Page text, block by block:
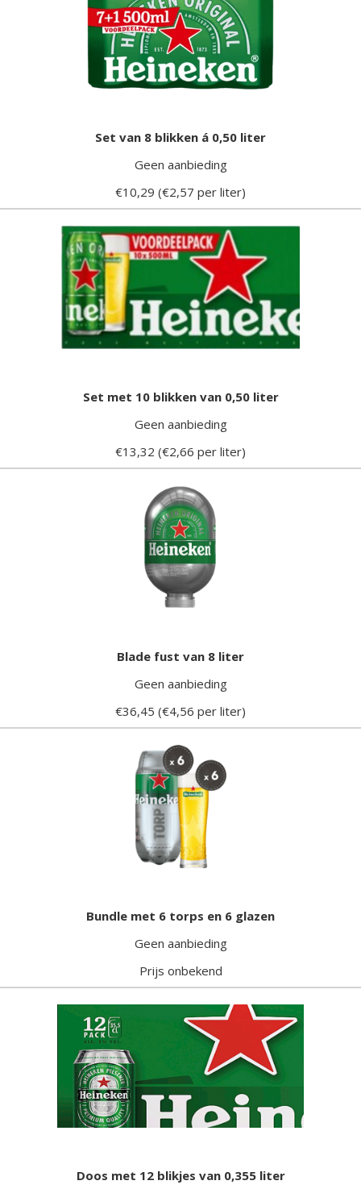
Set van 8 blikken á 0,50 liter
Geen aanbieding
€10,29 (€2,57 per liter)
Set met 10 blikken van 0,50 liter
Geen aanbieding
€13,32 (€2,66 per liter)
Blade fust van 8 liter
Geen aanbieding
€36,45 (€4,56 per liter)
Bundle met 6 torps en 6 glazen
Geen aanbieding
Prijs onbekend
Doos met 12 blikjes van 0,355 liter